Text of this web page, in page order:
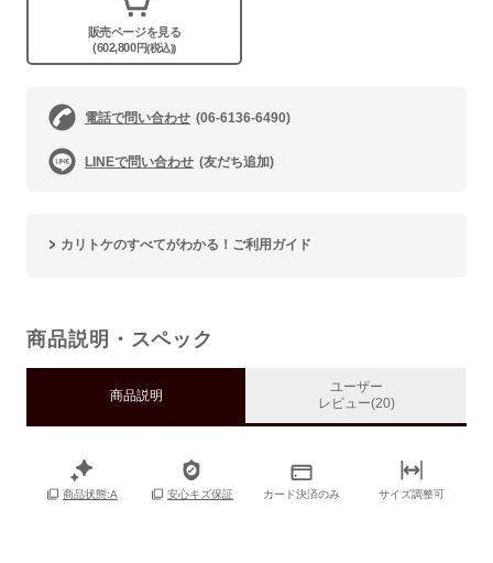
販売ページを見る
(602,800円(税込))
電話で問い合わせ (06-6136-6490)
LINEで問い合わせ (友だち追加)
カリトケのすべてがわかる！ご利用ガイド
商品説明・スペック
商品説明
ユーザー
レビュー(20)
商品状態:A 安心キズ保証 カード決済のみ サイズ調整可